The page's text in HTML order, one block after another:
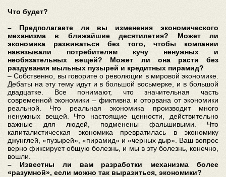
Что будет?
– Предполагаете ли вы изменения экономического
механизма в ближайшие десятилетия? Может ли
экономика развиваться без того, чтобы компании
навязывали потребителям кучу ненужных и
необязательных вещей? Может ли она расти без
раздувания мыльных пузырей и кредитных пирамид?
– Собственно, вы говорите о революции в мировой экономике.
Дебаты на эту тему идут и в большой восьмерке, и в большой
двадцатке. Все понимают, что значительная часть
современной экономики – фиктивна и оторвана от экономики
реальной. Что реальная экономика производит много
ненужных вещей. Что настоящие ценности, действительно
важные для людей, подменены фальшивыми. Что
капиталистическая экономика превратилась в экономику
джунглей, «пузырей», «пирамид» и «черных дыр». Ваш вопрос
верно фиксирует общую болезнь, и мы в эту болезнь, конечно,
вошли.
– Известны ли вам разработки механизма более
«разумной», если можно так выразиться, экономики?